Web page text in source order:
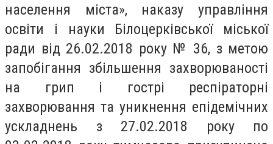
населення міста», наказу управління
освіти і науки Білоцерківської міської
ради від 26.02.2018 року № 36, з метою
запобігання збільшення захво­рю­ваності
на грип і гострі респіраторні
захворювання та уникнення епіде­мічних
ускладнень з 27.02.2018 року по